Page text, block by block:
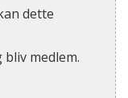
dette
medlem.